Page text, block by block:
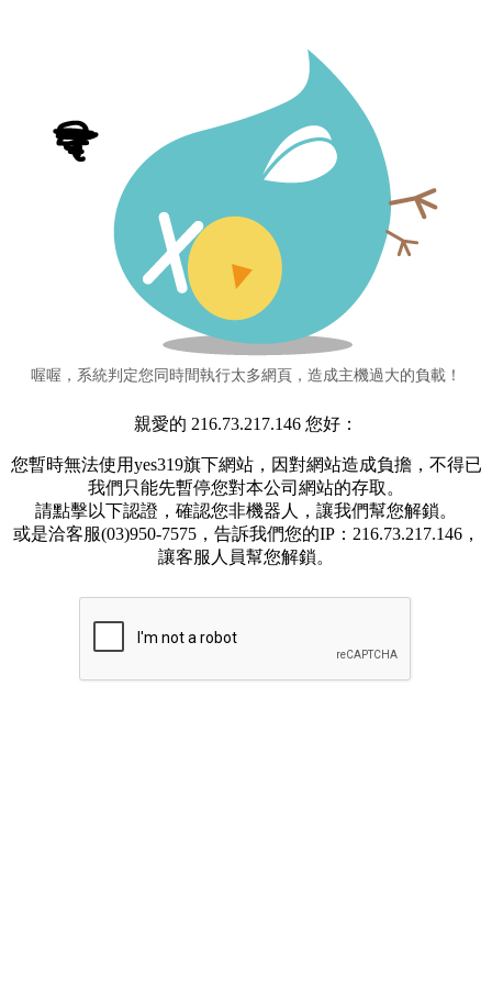
喔喔，系統判定您同時間執行太多網頁，造成主機過大的負載！
親愛的 216.73.217.146 您好：
您暫時無法使用yes319旗下網站，因對網站造成負擔，不得已
我們只能先暫停您對本公司網站的存取。
請點擊以下認證，確認您非機器人，讓我們幫您解鎖。
或是洽客服(03)950-7575，告訴我們您的IP：216.73.217.146，
讓客服人員幫您解鎖。